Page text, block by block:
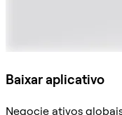
Baixar aplicativo
Negocie ativos